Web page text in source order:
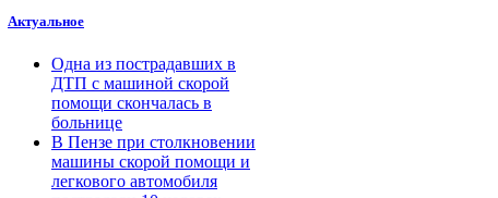
Актуальное
Одна из пострадавших в
ДТП с машиной скорой
помощи скончалась в
больнице
В Пензе при столкновении
машины скорой помощи и
легкового автомобиля